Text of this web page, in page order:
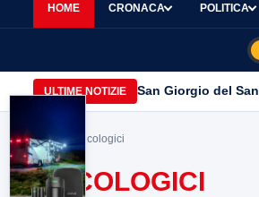
HOME CRONACA POLITICA
ULTIME NOTIZIE San Giorgio del
Home> oncologici
ONCOLOGICI